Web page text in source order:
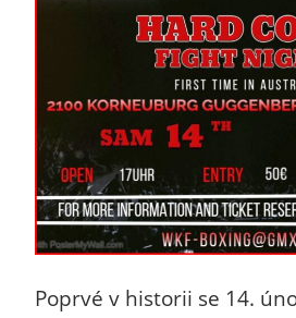
Poprvé v historii se 14.